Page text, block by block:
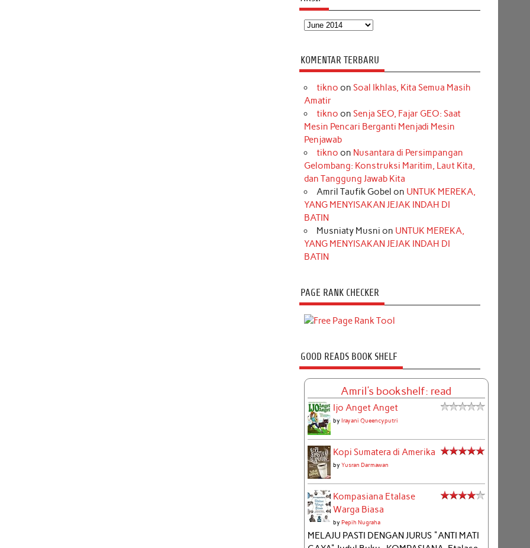
Arsip
KOMENTAR TERBARU
tikno on Soal Ikhlas, Kita Semua Masih
Amatir
tikno on Senja SEO, Fajar GEO: Saat
Mesin Pencari Berganti Menjadi Mesin
Penjawab
tikno on Nusantara di Persimpangan
Gelombang: Konstruksi Maritim, Laut Kita,
dan Tanggung Jawab Kita
Amril Taufik Gobel on UNTUK MEREKA,
YANG MENYISAKAN JEJAK INDAH DI
BATIN
Musniaty Musni on UNTUK MEREKA,
YANG MENYISAKAN JEJAK INDAH DI
BATIN
PAGE RANK CHECKER
GOOD READS BOOK SHELF
Amril's bookshelf: read
Ijo Anget Anget
by Irayani Queencyputri
Kopi Sumatera di Amerika
by Yusran Darmawan
Kompasiana Etalase
Warga Biasa
by Pepih Nugraha
MELAJU PASTI DENGAN JURUS "ANTI MATI